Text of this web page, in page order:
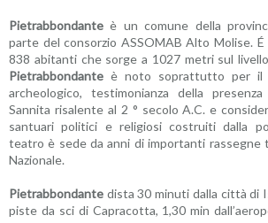
Pietrabbondante è un comune della
parte del consorzio ASSOMAB Alto Molise.
838 abitanti che sorge a 1027 metri sul
Pietrabbondante è noto soprattutto per il
archeologico, testimonianza della
Sannita risalente al 2 ° secolo A.C. e
santuari politici e religiosi costruiti dalla
teatro è sede da anni di importanti rassegne
Nazionale.
Pietrabbondante dista 30 minuti dalla città di
piste da sci di Capracotta, 1,30 min